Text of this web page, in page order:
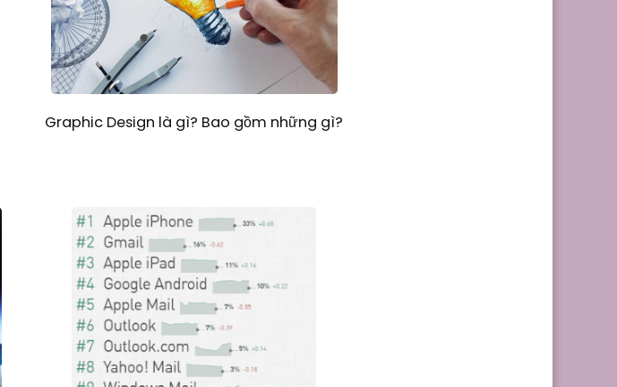
Graphic Design là gì? Bao gồm những gì?